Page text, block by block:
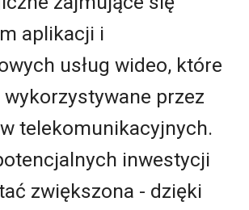
aplikacji i
usług wideo, które
przez
telekomunikacyjnych.
inwestycji
zwiększona - dzięki